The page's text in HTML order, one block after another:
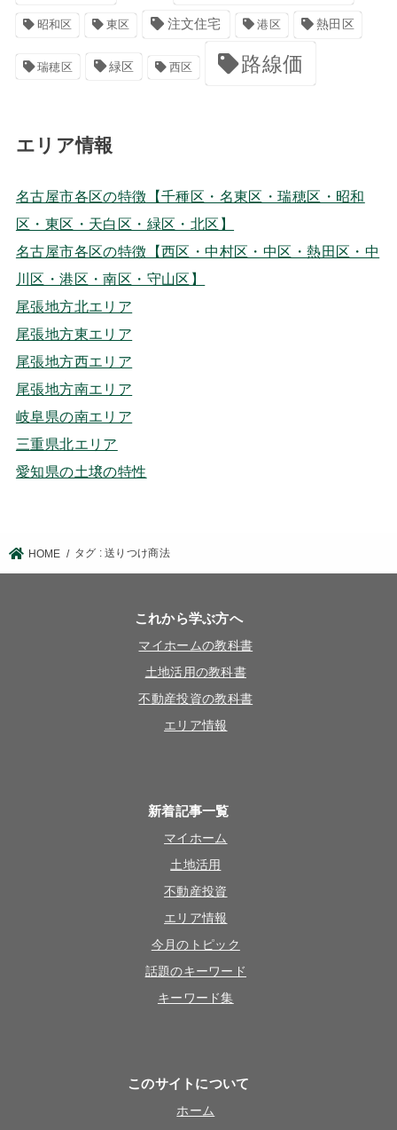
昭和区 東区 注文住宅 港区 熱田区
瑞穂区 緑区 西区 路線価
エリア情報
名古屋市各区の特徴【千種区・名東区・瑞穂区・昭和
区・東区・天白区・緑区・北区】
名古屋市各区の特徴【西区・中村区・中区・熱田区・中
川区・港区・南区・守山区】
尾張地方北エリア
尾張地方東エリア
尾張地方西エリア
尾張地方南エリア
岐阜県の南エリア
三重県北エリア
愛知県の土壌の特性
HOME タグ : 送りつけ商法
これから学ぶ方へ
マイホームの教科書
土地活用の教科書
不動産投資の教科書
エリア情報
新着記事一覧
マイホーム
土地活用
不動産投資
エリア情報
今月のトピック
話題のキーワード
キーワード集
このサイトについて
ホーム